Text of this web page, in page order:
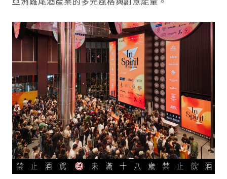
亞洲雞尾酒產業的多元風格與創意能量。